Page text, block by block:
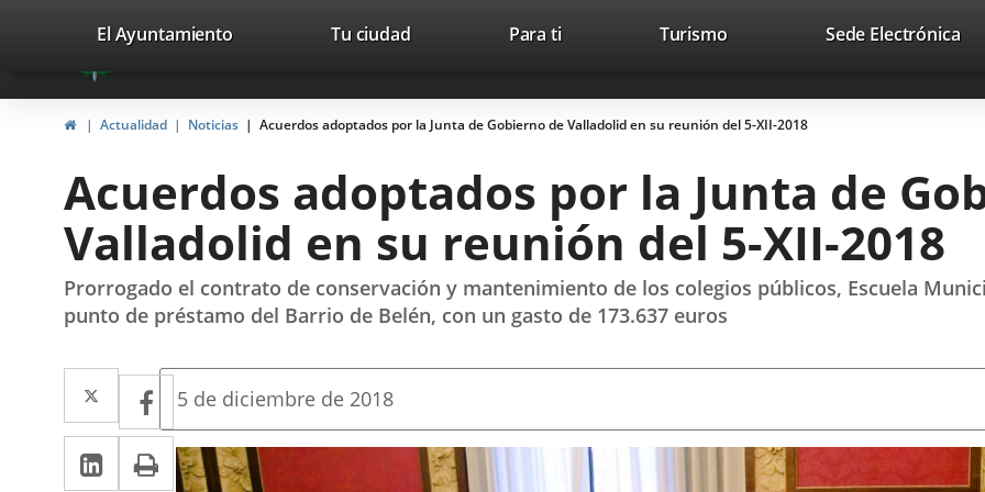
Portal
Web
del
Valladolid
avaTop Trabaja con nosotros Contacto
valladolid.es
El Ayuntamiento Tu ciudad Para ti TurismoEste
abrirá
en
ventana
nueva.
Sede Electrónica
InicioActualidad Noticias Acuerdos adoptados por la Junta de Gobierno de Valladolid en su reunión del 5-XII-2018
Acuerdos adoptados por la Junta de
Valladolid en su reunión del 5-XII-2018
Prorrogado el contrato de conservación y mantenimiento de los colegios públicos, Escuela
punto de préstamo del Barrio de Belén, con un gasto de 173.637 euros
Twitter
Enlace
a
una
Facebook
Enlace
a
una
LinkedIn
EnlaceImprimir
Fecha
la
noticia
5 de diciembre de 2018